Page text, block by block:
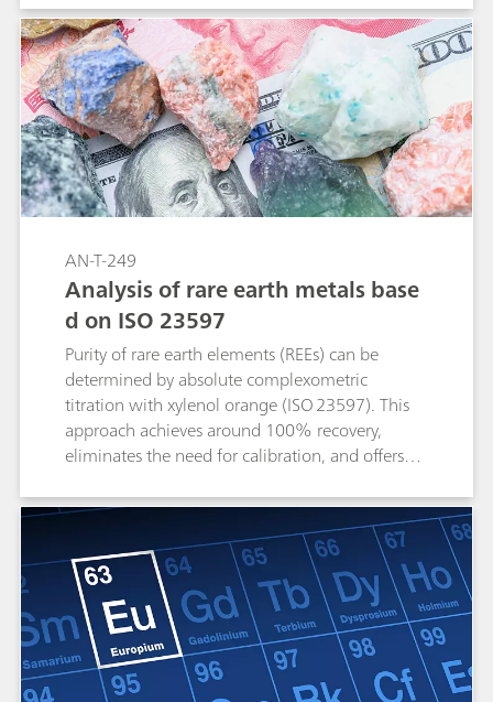
Kristallmembran. Da die Elektrode gegenüber
Komplexbildnern unempfindlich ist, muss vor
der Analyse ein vorgeformter Cu–Metall-
Komplex in die Probe eingebracht werden. Das
Verfahren, das sowohl für die Direkt- als auch
für die Rücktitration geeignet ist, nutzt die
EDTA-Metall-Bildungskonstanten zur
Bestimmung der Äquivalenzpunkte und
ermöglicht die Quantifizierung in verschiedenen
AN-T-249
Analysis of rare earth metals base
d on ISO 23597
Purity of rare earth elements (REEs) can be
determined by absolute complexometric
titration with xylenol orange (ISO 23597). This
approach achieves around 100% recovery,
eliminates the need for calibration, and offers
techniques such as AAS (atomic absorption
spectroscopy). Photometric titration with the
Optrode M2 offers adjustable wavelength
detection, providing a fast, precise, and cost-
effective alternative to other conventional
methods.